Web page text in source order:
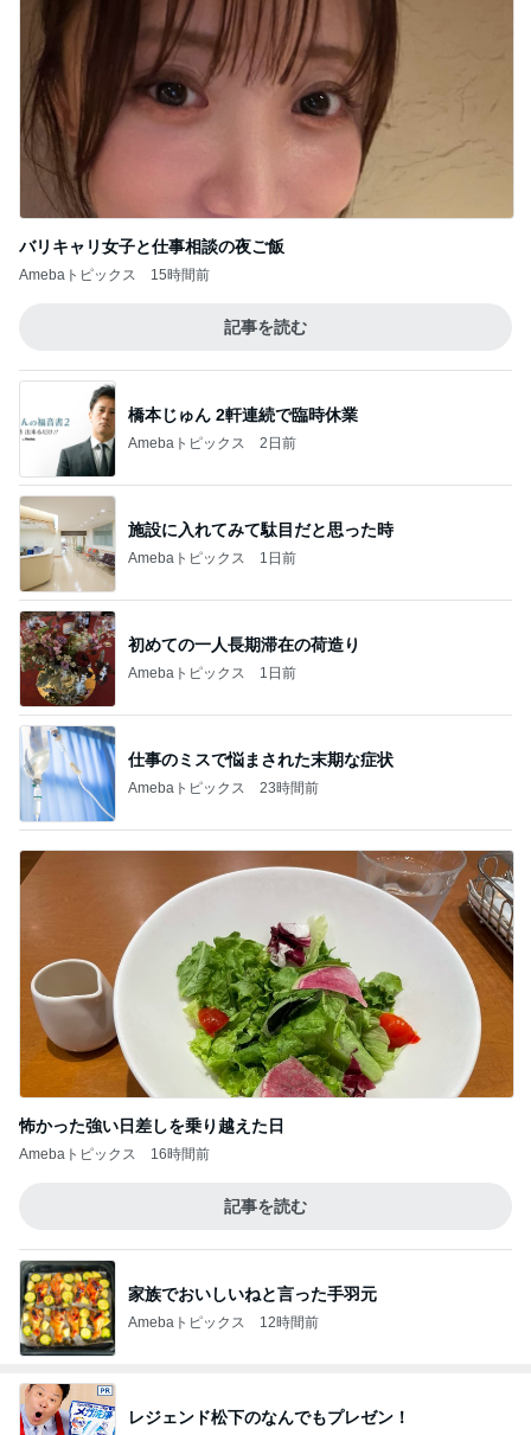
バリキャリ女子と仕事相談の夜ご飯
Amebaトピックス 15時間前
記事を読む
橋本じゅん 2軒連続で臨時休業
Amebaトピックス 2日前
施設に入れてみて駄目だと思った時
Amebaトピックス 1日前
初めての一人長期滞在の荷造り
Amebaトピックス 1日前
仕事のミスで悩まされた末期な症状
Amebaトピックス 23時間前
怖かった強い日差しを乗り越えた日
Amebaトピックス 16時間前
記事を読む
家族でおいしいねと言った手羽元
Amebaトピックス 12時間前
レジェンド松下のなんでもプレゼン！